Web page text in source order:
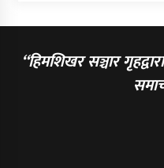
“हिमशिखर सञ्चार